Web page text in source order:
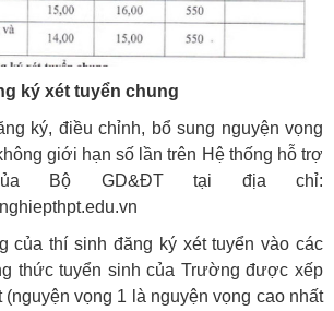
ký xét tuyển chung
ký, điều chỉnh, bổ sung nguyện vọng
giới hạn số lần trên Hệ thống hỗ trợ
Bộ GD&ĐT tại địa chỉ:
của thí sinh đăng ký xét tuyển vào các
thức tuyển sinh của Trường được xếp
vọng 1 là nguyện vọng cao nhất